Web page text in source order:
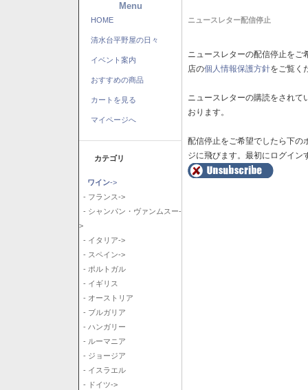
Menu
HOME
清水台平野屋の日々
イベント案内
おすすめの商品
カートを見る
マイページへ
カテゴリ
ワイン->
- フランス->
- シャンパン・ヴァンムスー-
>
- イタリア->
- スペイン->
- ポルトガル
- イギリス
- オーストリア
- ブルガリア
- ハンガリー
- ルーマニア
- ジョージア
- イスラエル
- ドイツ->
ニュースレター配信停止
ニュースレターの配信停止を
店の個人情報保護方針をご覧く
ニュースレターの購読をされ
おります。
配信停止をご希望でしたら下の
ジに飛びます。最初にログイン